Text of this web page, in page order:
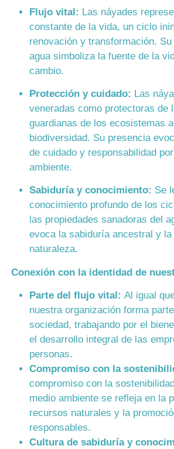
Flujo vital: Las náyades
constante de la vida, un ciclo
renovación y transformación.
agua simboliza la fuente de la
cambio.
Protección y cuidado: Las
veneradas como protectoras de
guardianas de los ecosistemas
biodiversidad. Su presencia
de cuidado y responsabilidad
ambiente.
Sabiduría y conocimiento: Se
conocimiento profundo de los
las propiedades sanadoras del
evoca la sabiduría ancestral y
naturaleza.
Conexión con la identidad de
Parte del flujo vital: Al igual
nuestra organización forma
sociedad, trabajando por el
el desarrollo integral de las
personas.
Compromiso con la
compromiso con la
medio ambiente se refleja en la
recursos naturales y la
responsables.
Cultura de sabiduría y